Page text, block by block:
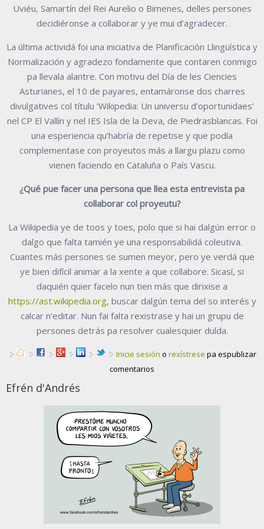
Uviéu, Samartín del Rei Aurelio o Bimenes, delles persones
decidiéronse a collaborar y ye mui d’agradecer.
La última actividá foi una iniciativa de Planificación Llingüística y
Normalización y agradezo fondamente que contaren conmigo
pa llevala alantre. Con motivu del Día de les Ciencies
Asturianes, el 10 de payares, entamáronse dos charres
divulgatives col títulu ‘Wikipedia: Un universu d’oportunidaes’
nel CP El Vallín y nel IES Isla de la Deva, de Piedrasblancas. Foi
una esperiencia qu’habría de repetise y que podía
complementase con proyeutos más a llargu plazu como
vienen faciendo en Cataluña o País Vascu.
¿Qué pue facer una persona que llea esta entrevista pa
collaborar col proyeutu?
La Wikipedia ye de toos y toes, polo que si hai dalgún error o
dalgo que falta tamién ye una responsabilidá coleutiva.
Cuantes más persones se sumen meyor, pero ye verdá que
ye bien difícil animar a la xente a que collabore. Sicasí, si
daquién quier facelo nun tien más que dirixise a
https://ast.wikipedia.org, buscar dalgún tema del so interés y
calcar n’editar. Nun fai falta rexistrase y hai un grupu de
persones detrás pa resolver cualesquier dulda.
Inicie sesión o rexístrese pa espublizar
comentarios
Efrén d'Andrés